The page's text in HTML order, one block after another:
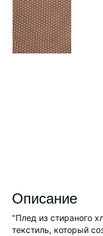
Описание
"Плед из стираного
текстиль, который